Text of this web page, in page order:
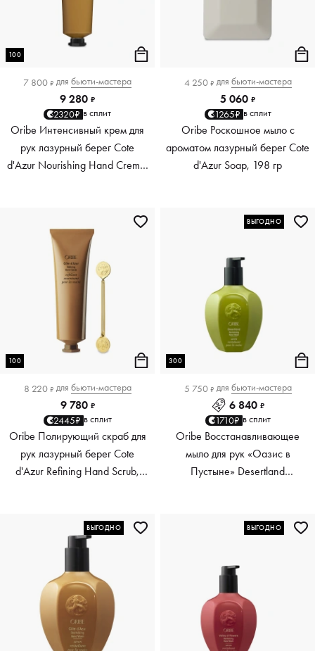
100
7 800 ₽ для бьюти-мастера
9 280 ₽
2320₽ в сплит
Oribe Интенсивный крем для
рук лазурный берег Cote
d'Azur Nourishing Hand Creme,
4 250 ₽ для бьюти-мастера
5 060 ₽
1265₽ в сплит
Oribe Роскошное мыло с
ароматом лазурный берег Cote
d'Azur Soap, 198 гр
100
8 220 ₽ для бьюти-мастера
9 780 ₽
2445₽ в сплит
Oribe Полирующий скраб для
рук лазурный берег Cote
d'Azur Refining Hand Scrub,
300
ВЫГОДНО
5 750 ₽ для бьюти-мастера
6 840 ₽
1710₽ в сплит
Oribe Восстанавливающее
мыло для рук «Оазис в
Пустыне» Desertland
ВЫГОДНО ВЫГОДНО